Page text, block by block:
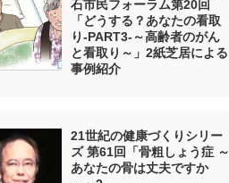
石市民フォーラム第20回
「どうする？あなたの看取
り-PART3-～高齢者のがん
と看取り～」2紙芝居による
事例紹介
21世紀の健康づくりシリー
ズ 第61回「骨粗しょう症 ～
あなたの骨は丈夫ですか